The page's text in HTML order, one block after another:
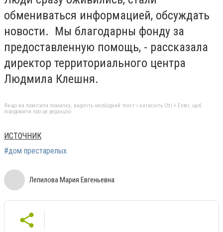
обмениваться информацией, обсуждать
новости. Мы благодарны фонду за
предоставленную помощь, - рассказала
директор территориального центра
Людмила Клешня.
Якщо ви помітили помилку, виділіть необхідний текст і натисніть Ctrl + Enter, щоб
повідомити про це редакцію
ИСТОЧНИК
#дом престарелых
Лепилова Мария Евгеньевна